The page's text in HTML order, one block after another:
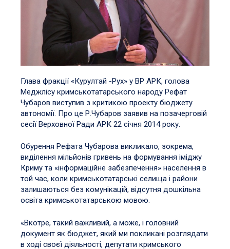
Глава фракції «Курултай -Рух» у ВР АРК, голова
Меджлісу кримськотатарського народу Рефат
Чубаров виступив з критикою проекту бюджету
автономії. Про це Р.Чубаров заявив на позачерговій
сесії Верховної Ради АРК 22 січня 2014 року.
Обурення Рефата Чубарова викликало, зокрема,
виділення мільйонів гривень на формування іміджу
Криму та «інформаційне забезпечення» населення в
той час, коли кримськотатарські селища і райони
залишаються без комунікацій, відсутня дошкільна
освіта кримськотатарською мовою.
«Вкотре, такий важливий, а може, і головний
документ як бюджет, який ми покликані розглядати
в ході своєї діяльності, депутати кримського